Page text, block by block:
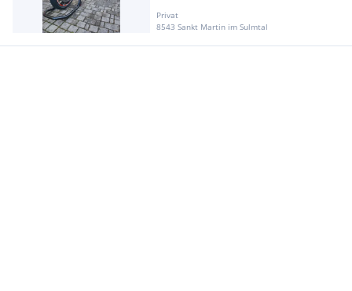
Privat
8543 Sankt Martin im Sulmtal